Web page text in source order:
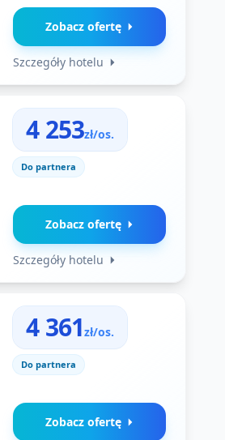
Zobacz ofertę
Szczegóły hotelu
4 253zł/os.
Do partnera
Zobacz ofertę
Szczegóły hotelu
4 361zł/os.
Do partnera
Zobacz ofertę